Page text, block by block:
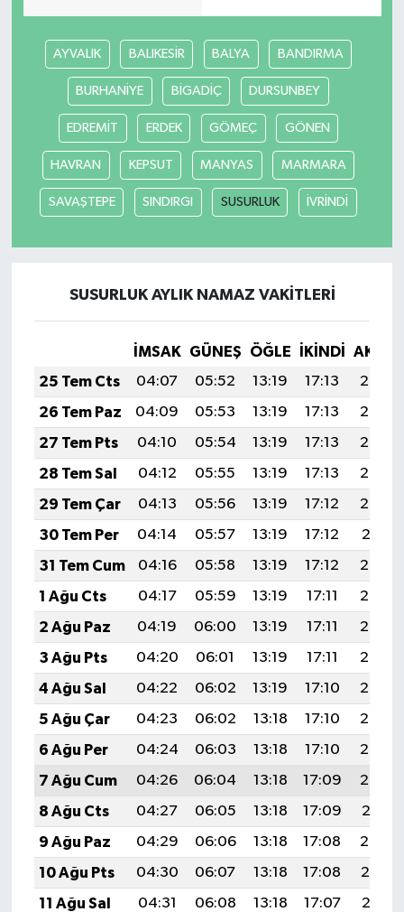
AYVALIK BALIKESİR BALYA BANDIRMA
BURHANİYE BİGADİÇ DURSUNBEY
EDREMİT ERDEK GÖMEÇ GÖNEN
HAVRAN KEPSUT MANYAS MARMARA
SAVAŞTEPE SINDIRGI SUSURLUK İVRİNDİ
SUSURLUK AYLIK NAMAZ VAKITLERI
İMSAK GÜNEŞ ÖĞLE İKINDI
25 Tem Cts
04:07 05:52 13:19 17:13
20:36
26 Tem Paz
04:09 05:53 13:19 17:13
20:35
27 Tem Pts
04:10 05:54 13:19 17:13
20:34
28 Tem Sal
04:12 05:55 13:19 17:13
20:33
29 Tem Çar
04:13 05:56 13:19 17:12
20:32
30 Tem Per
04:14 05:57 13:19 17:12
20:31
31 Tem Cum
04:16 05:58 13:19 17:12
20:30
1 Ağu Cts
04:17 05:59 13:19 17:11
20:29
2 Ağu Paz
04:19 06:00 13:19 17:11
20:28
3 Ağu Pts
04:20 06:01 13:19 17:11
20:27
4 Ağu Sal
04:22 06:02 13:19 17:10
20:26
5 Ağu Çar
04:23 06:02 13:18 17:10
20:25
6 Ağu Per
04:24 06:03 13:18 17:10
20:23
7 Ağu Cum
04:26 06:04 13:18 17:09
20:22
8 Ağu Cts
04:27 06:05 13:18 17:09
20:21
9 Ağu Paz
04:29 06:06 13:18 17:08
20:20
10 Ağu Pts
04:30 06:07 13:18 17:08
20:19
11 Ağu Sal
04:31 06:08 13:18 17:07
20:17